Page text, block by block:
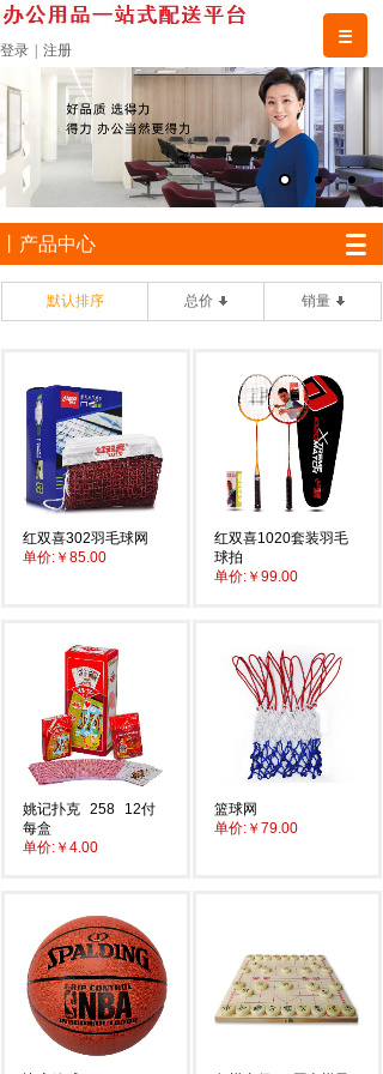
登录 注册
丨产品中心
默认排序 总价 销量
红双喜302羽毛球网
单价: ￥85.00
红双喜1020套装羽毛
球拍
单价: ￥99.00
姚记扑克 258
12付
每盒
单价: ￥4.00
篮球网
单价: ￥79.00